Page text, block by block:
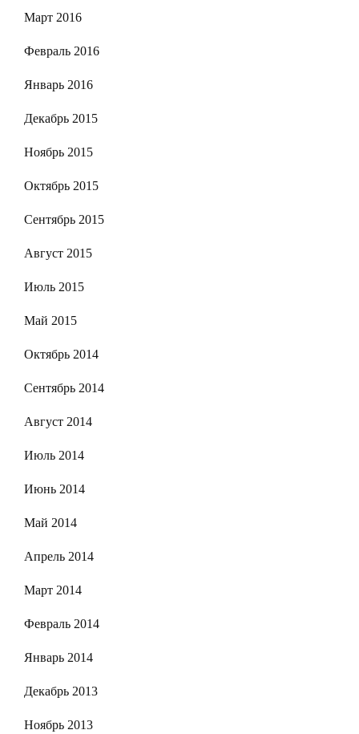
Март 2016
Февраль 2016
Январь 2016
Декабрь 2015
Ноябрь 2015
Октябрь 2015
Сентябрь 2015
Август 2015
Июль 2015
Май 2015
Октябрь 2014
Сентябрь 2014
Август 2014
Июль 2014
Июнь 2014
Май 2014
Апрель 2014
Март 2014
Февраль 2014
Январь 2014
Декабрь 2013
Ноябрь 2013